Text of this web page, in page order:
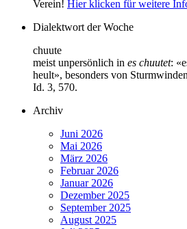
Verein! Hier klicken für weitere
Dialektwort der Woche
chuute
meist unpersönlich in es chuutet:
heult», besonders von Sturmwinden
Id. 3, 570.
Archiv
Juni 2026
Mai 2026
März 2026
Februar 2026
Januar 2026
Dezember 2025
September 2025
August 2025